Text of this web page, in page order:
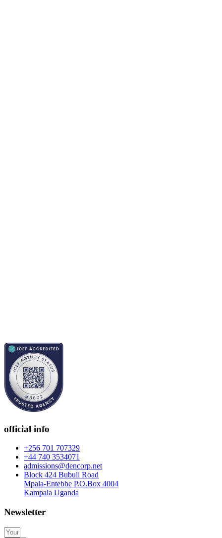
official info
+256 701 707329
+44 740 3534071
admissions@dencorp.net
Block 424 Bubuli Road
Mpala-Entebbe P.O.Box 4004
Kampala Uganda
Newsletter